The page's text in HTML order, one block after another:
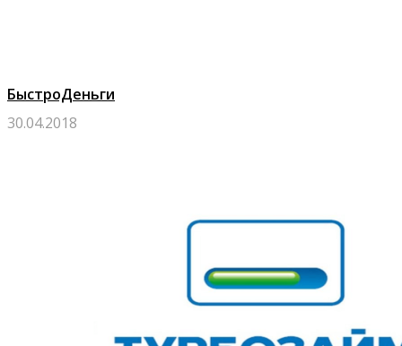
БыстроДеньги
30.04.2018